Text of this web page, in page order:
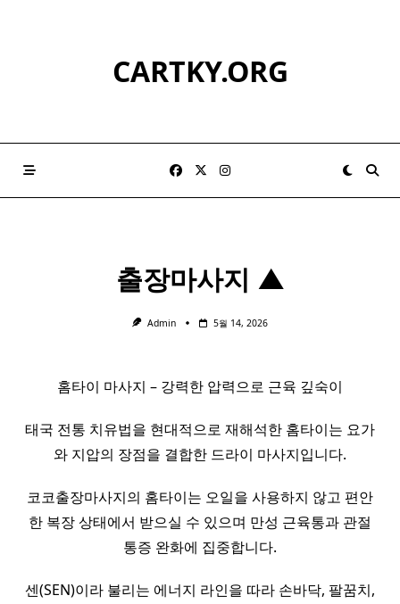
CARTKY.ORG
출장마사지 ▲
Admin 5월 14, 2026
홈타이 마사지 – 강력한 압력으로 근육 깊숙이
태국 전통 치유법을 현대적으로 재해석한 홈타이는 요가
와 지압의 장점을 결합한 드라이 마사지입니다.
코코출장마사지의 홈타이는 오일을 사용하지 않고 편안
한 복장 상태에서 받으실 수 있으며 만성 근육통과 관절
통증 완화에 집중합니다.
센(SEN)이라 불리는 에너지 라인을 따라 손바닥, 팔꿈치,